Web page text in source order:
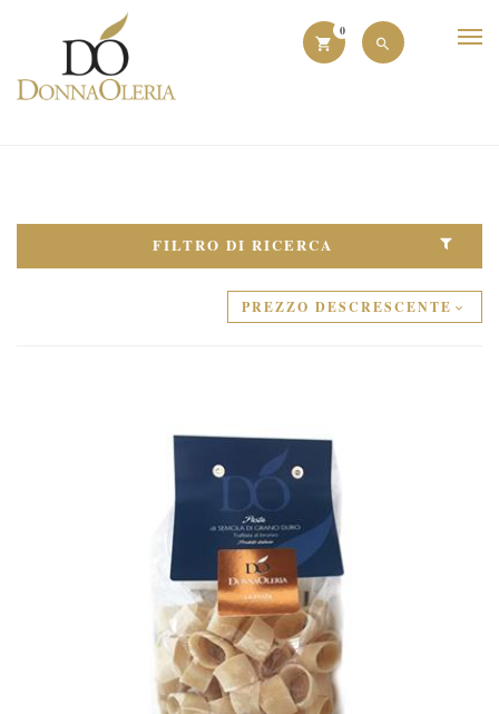
0
FILTRO DI RICERCA
PREZZO DESCRESCENTE